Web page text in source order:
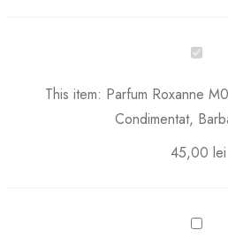
Parfum
M09,
50
This item: Parfum Roxanne
Condimentat,
45,00 lei
Parfum